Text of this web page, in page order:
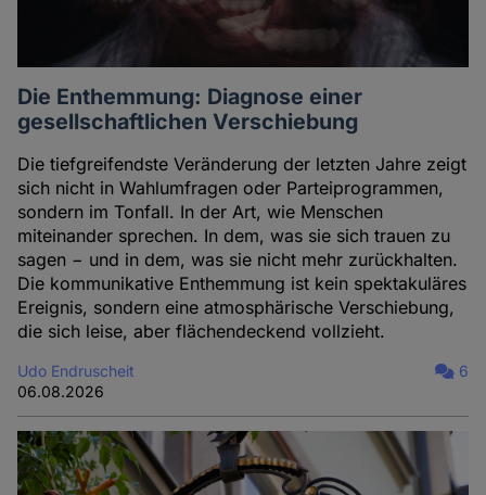
Die Enthemmung: Diagnose einer
gesellschaftlichen Verschiebung
Die tiefgreifendste Veränderung der letzten Jahre zeigt
sich nicht in Wahlumfragen oder Parteiprogrammen,
sondern im Tonfall. In der Art, wie Menschen
miteinander sprechen. In dem, was sie sich trauen zu
sagen − und in dem, was sie nicht mehr zurückhalten.
Die kommunikative Enthemmung ist kein spektakuläres
Ereignis, sondern eine atmosphärische Verschiebung,
die sich leise, aber flächendeckend vollzieht.
Udo Endruscheit
06.08.2026
6